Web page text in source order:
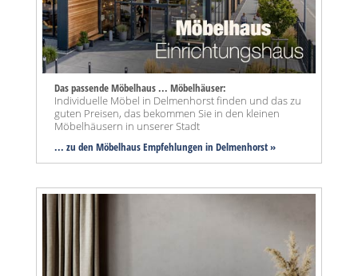
Das passende Möbelhaus ... Möbelhäuser:
Individuelle Möbel in Delmenhorst finden und das zu
guten Preisen, das bekommen Sie in den kleinen
Möbelhäusern in unserer Stadt
... zu den Möbelhaus Empfehlungen in Delmenhorst »